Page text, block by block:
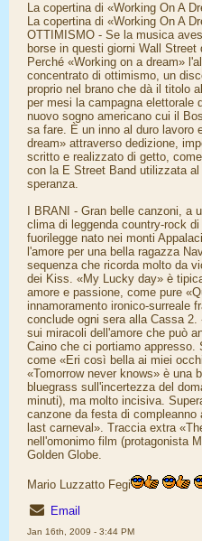
La copertina di «Working On A
La copertina di «Working On A
OTTIMISMO - Se la musica
borse in questi giorni Wall
Perché «Working on a dream»
concentrato di ottimismo, un
proprio nel brano che dà il titolo
per mesi la campagna elettorale
nuovo sogno americano cui il
sa fare. È un inno al duro lavoro
dream» attraverso dedizione,
scritto e realizzato di getto,
con la E Street Band utilizzata
speranza.
I BRANI - Gran belle canzoni, a
clima di leggenda country-rock
fuorilegge nato nei monti
l'amore per una bella ragazza
sequenza che ricorda molto da
dei Kiss. «My Lucky day» è
amore e passione, come pure
innamoramento ironico-surreale
conclude ogni sera alla Cassa
sui miracoli dell'amore che può
Caino che ci portiamo
come «Eri così bella ai miei
«Tomorrow never knows» è una
bluegrass sull'incertezza del
minuti), ma molto incisiva.
canzone da festa di
last carneval». Traccia extra
nell'omonimo film (protagonista
Golden Globe.
Mario Luzzatto Fegi
Email
Jan 16th, 2009 - 3:44 PM